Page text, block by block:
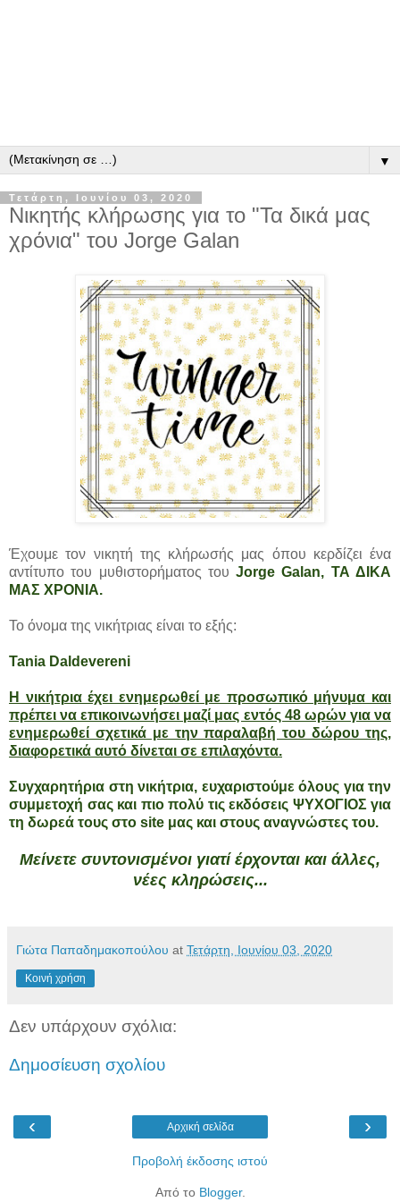
▼
Τετάρτη, Ιουνίου 03, 2020
Νικητής κλήρωσης για το "Τα δικά μας
χρόνια" του Jorge Galan
Έχουμε τον νικητή της κλήρωσής μας όπου κερδίζει ένα
αντίτυπο του μυθιστορήματος του Jorge Galan, ΤΑ ΔΙΚΑ
ΜΑΣ ΧΡΟΝΙΑ.
Το όνομα της νικήτριας είναι το εξής:
Tania Daldevereni
Η νικήτρια έχει ενημερωθεί με προσωπικό μήνυμα και
πρέπει να επικοινωνήσει μαζί μας εντός 48 ωρών για να
ενημερωθεί σχετικά με την παραλαβή του δώρου της,
διαφορετικά αυτό δίνεται σε επιλαχόντα.
Συγχαρητήρια στη νικήτρια, ευχαριστούμε όλους για την
συμμετοχή σας και πιο πολύ τις εκδόσεις ΨΥΧΟΓΙΟΣ για
τη δωρεά τους στο site μας και στους αναγνώστες του.
Μείνετε συντονισμένοι γιατί έρχονται και άλλες,
νέες κληρώσεις...
Γιώτα Παπαδημακοπούλου at Τετάρτη, Ιουνίου 03, 2020
Κοινή χρήση
Δεν υπάρχουν σχόλια:
Δημοσίευση σχολίου
‹ ›
Αρχική σελίδα
Προβολή έκδοσης ιστού
Από το Blogger.